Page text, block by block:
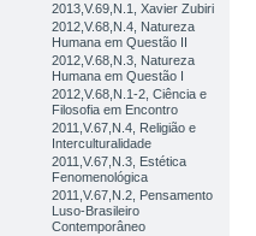
2013,V.69,N.1, Xavier Zubiri
2012,V.68,N.4, Natureza
Humana em Questão II
2012,V.68,N.3, Natureza
Humana em Questão I
2012,V.68,N.1-2, Ciência e
Filosofia em Encontro
2011,V.67,N.4, Religião e
Interculturalidade
2011,V.67,N.3, Estética
Fenomenológica
2011,V.67,N.2, Pensamento
Luso-Brasileiro
Contemporâneo